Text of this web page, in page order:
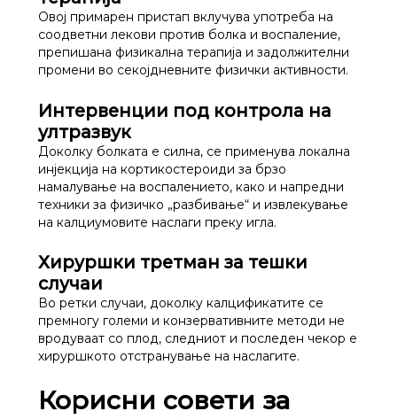
Овој примарен пристап вклучува употреба на
соодветни лекови против болка и воспаление,
препишана физикална терапија и задолжителни
промени во секојдневните физички активности.
Интервенции под контрола на
ултразвук
Доколку болката е силна, се применува локална
инјекција на кортикостероиди за брзо
намалување на воспалението, како и напредни
техники за физичко „разбивање“ и извлекување
на калциумовите наслаги преку игла.
Хируршки третман за тешки
случаи
Во ретки случаи, доколку калцификатите се
премногу големи и конзервативните методи не
вродуваат со плод, следниот и последен чекор е
хируршкото отстранување на наслагите.
Корисни совети за